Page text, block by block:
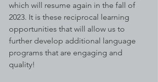
which will resume again in the fall of
2023. It is these reciprocal learning
opportunities that will allow us to
further develop additional language
programs that are engaging and
quality!